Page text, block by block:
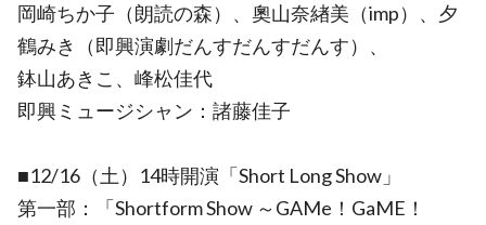
岡崎ちか子（朗読の森）、奧山奈緖美（imp）、夕
鶴みき（即興演劇だんすだんすだんす）、
鉢山あきこ、峰松佳代
即興ミュージシャン：諸藤佳子
■12/16（土）14時開演「Short Long Show」
第一部：「Shortform Show ～GAMe！GaME！